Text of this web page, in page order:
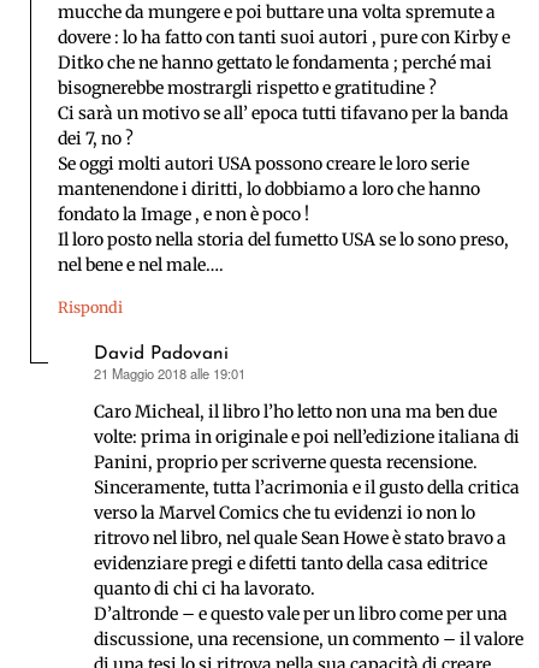
mucche da mungere e poi buttare una volta spremute a
dovere : lo ha fatto con tanti suoi autori , pure con Kirby e
Ditko che ne hanno gettato le fondamenta ; perché mai
bisognerebbe mostrargli rispetto e gratitudine ?
Ci sarà un motivo se all’ epoca tutti tifavano per la banda
dei 7, no ?
Se oggi molti autori USA possono creare le loro serie
mantenendone i diritti, lo dobbiamo a loro che hanno
fondato la Image , e non è poco !
Il loro posto nella storia del fumetto USA se lo sono preso,
nel bene e nel male….
Rispondi
David Padovani
ha
detto:
21 Maggio 2018 alle 19:01
Caro Micheal, il libro l’ho letto non una ma ben due
volte: prima in originale e poi nell’edizione italiana di
Panini, proprio per scriverne questa recensione.
Sinceramente, tutta l’acrimonia e il gusto della critica
verso la Marvel Comics che tu evidenzi io non lo
ritrovo nel libro, nel quale Sean Howe è stato bravo a
evidenziare pregi e difetti tanto della casa editrice
quanto di chi ci ha lavorato.
D’altronde – e questo vale per un libro come per una
discussione, una recensione, un commento – il valore